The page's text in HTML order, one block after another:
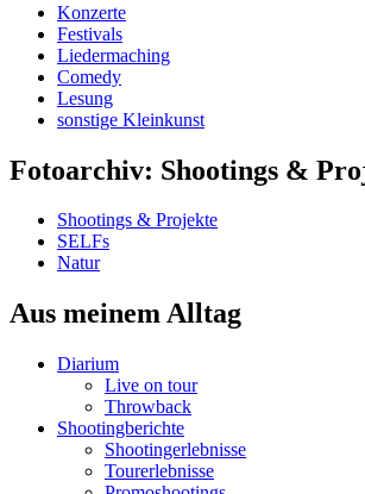
Konzerte
Festivals
Liedermaching
Comedy
Lesung
sonstige Kleinkunst
Fotoarchiv: Shootings &
Shootings & Projekte
SELFs
Natur
Aus meinem Alltag
Diarium
Live on tour
Throwback
Shootingberichte
Shootingerlebnisse
Tourerlebnisse